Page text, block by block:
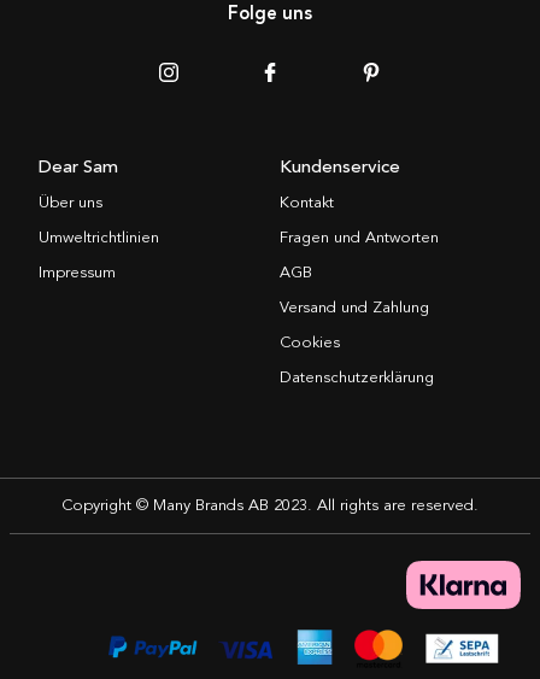
Folge uns
Dear Sam
Über uns
Umweltrichtlinien
Impressum
Kundenservice
Kontakt
Fragen und Antworten
AGB
Versand und Zahlung
Cookies
Datenschutzerklärung
Copyright © Many Brands AB 2023. All rights are reserved.